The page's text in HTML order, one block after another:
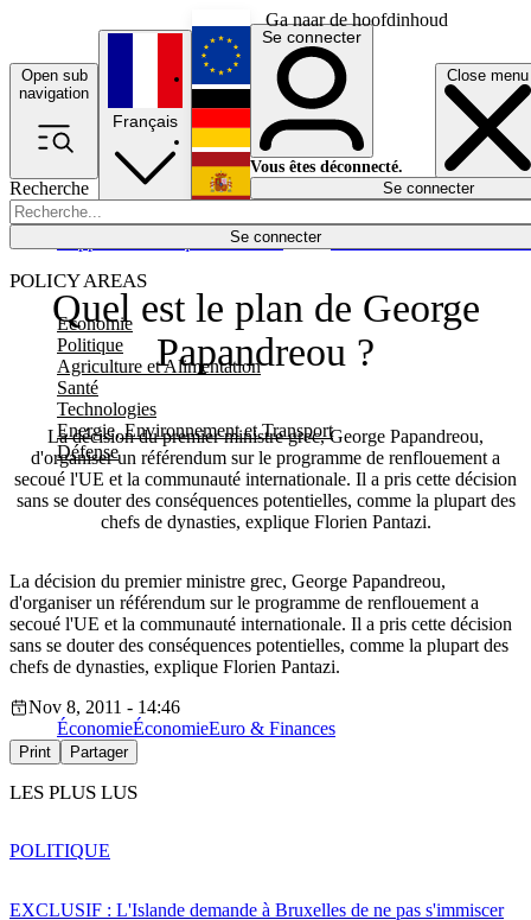
Ga naar de hoofdinhoud
Open sub
navigation
Close menu
Recherche
Se connecter
POLICY AREAS
Economie
Politique
Agriculture et Alimentation
Santé
Technologies
Energie, Environnement et Transport
Défense
Économie
Français
English
Deutsch
Español
Se connecter
Vous êtes déconnecté.
Se connecter
Quel est le plan de George
Papandreou ?
La décision du premier ministre grec, George Papandreou,
d'organiser un référendum sur le programme de renflouement a
secoué l'UE et la communauté internationale. Il a pris cette décision
sans se douter des conséquences potentielles, comme la plupart des
chefs de dynasties, explique Florien Pantazi.
La décision du premier ministre grec, George Papandreou,
d'organiser un référendum sur le programme de renflouement a
secoué l'UE et la communauté internationale. Il a pris cette décision
sans se douter des conséquences potentielles, comme la plupart des
chefs de dynasties, explique Florien Pantazi.
Nov 8, 2011 - 14:46
ÉconomieÉconomieEuro & Finances
Print Partager
LES PLUS LUS
EXCLUSIF : L'Islande demande à Bruxelles de ne pas s'immiscer
POLITIQUE